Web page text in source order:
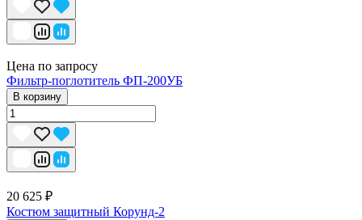
Цена по запросу
Фильтр-поглотитель ФП-200УБ
В корзину
20 625 ₽
Костюм защитный Корунд-2